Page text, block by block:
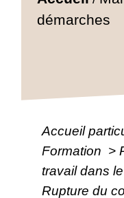
démarches
Accueil
Formation >
travail dans
Rupture du